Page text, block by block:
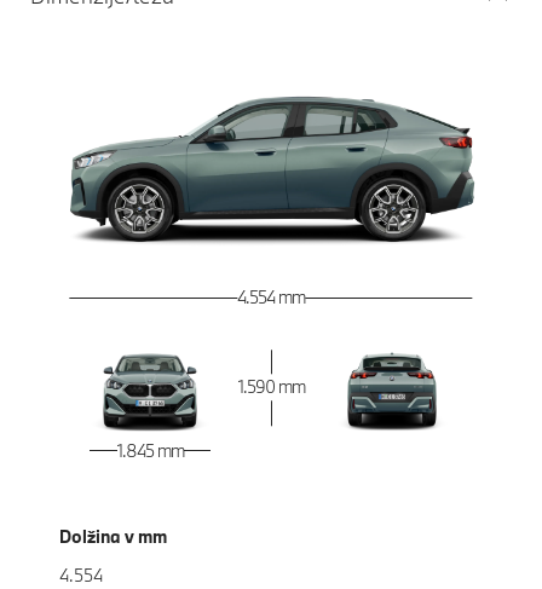
4.554 mm
1.845 mm
1.590 mm
Dolžina v mm
4.554